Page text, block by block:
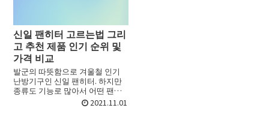
신일 팬히터 고르는법 그리
고 추천 제품 인기 순위 및
가격 비교
발군의 따뜻함으로 겨울철 인기
난방기구인 신일 팬히터. 하지만
종류도 기능로 많아서 어떤 팬히
터를 골라야 할지 선택하기가 어
려울 때가 있죠. 초보라면 더욱 그
2021.11.01